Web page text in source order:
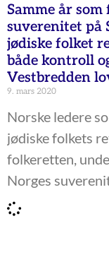
Samme år
suverenitet på
jødiske folket
både kontroll
Vestbredden
9. mars 2020
Norske ledere
jødiske folkets
folkeretten,
Norges